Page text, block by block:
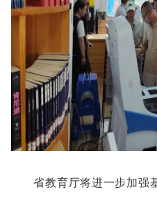
省教育厅将进一步加强